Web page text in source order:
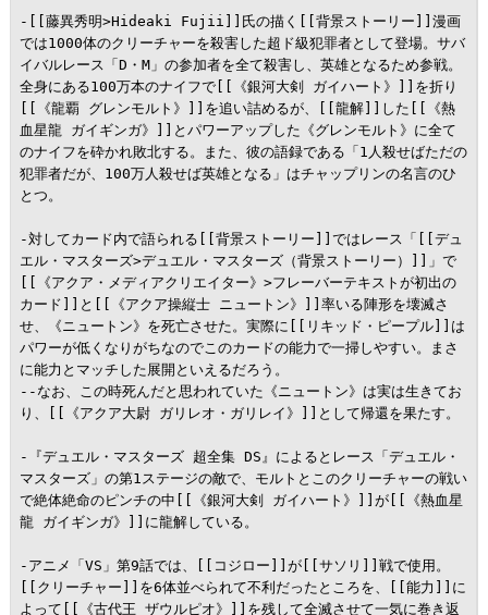
-[[藤異秀明>Hideaki Fujii]]氏の描く[[背景ストーリー]]漫画
では1000体のクリーチャーを殺害した超ド級犯罪者として登場。サバ
イバルレース「D・M」の参加者を全て殺害し、英雄となるため参戦。
全身にある100万本のナイフで[[《銀河大剣 ガイハート》]]を折り
[[《龍覇 グレンモルト》]]を追い詰めるが、[[龍解]]した[[《熱
血星龍 ガイギンガ》]]とパワーアップした《グレンモルト》に全て
のナイフを砕かれ敗北する。また、彼の語録である「1人殺せばただの
犯罪者だが、100万人殺せば英雄となる」はチャップリンの名言のひ
とつ。
-対してカード内で語られる[[背景ストーリー]]ではレース「[[デュ
エル・マスターズ>デュエル・マスターズ（背景ストーリー）]]」で
[[《アクア・メディアクリエイター》>フレーバーテキストが初出の
カード]]と[[《アクア操縦士 ニュートン》]]率いる陣形を壊滅さ
せ、《ニュートン》を死亡させた。実際に[[リキッド・ピープル]]は
パワーが低くなりがちなのでこのカードの能力で一掃しやすい。まさ
に能力とマッチした展開といえるだろう。
--なお、この時死んだと思われていた《ニュートン》は実は生きてお
り、[[《アクア大尉 ガリレオ・ガリレイ》]]として帰還を果たす。
-『デュエル・マスターズ 超全集 DS』によるとレース「デュエル・
マスターズ」の第1ステージの敵で、モルトとこのクリーチャーの戦い
で絶体絶命のピンチの中[[《銀河大剣 ガイハート》]]が[[《熱血星
龍 ガイギンガ》]]に龍解している。
-アニメ「VS」第9話では、[[コジロー]]が[[サソリ]]戦で使用。
[[クリーチャー]]を6体並べられて不利だったところを、[[能力]]に
よって[[《古代王 ザウルピオ》]]を残して全滅させて一気に巻き返